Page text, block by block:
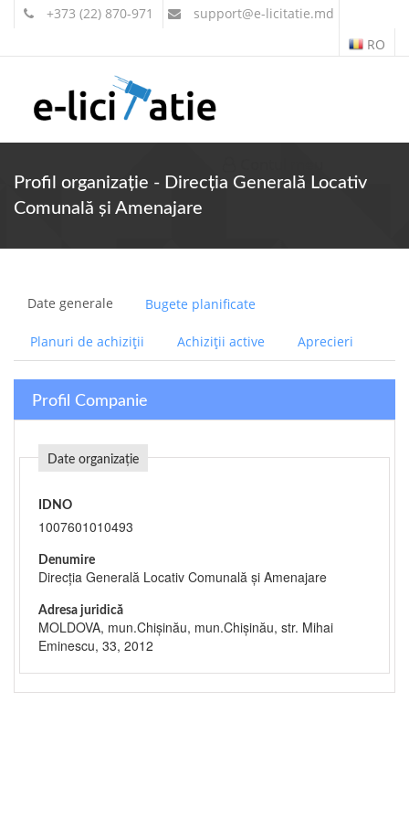
+373 (22) 870-971 support@e-licitatie.md
RO
Profil organizație - Direcţia Generală Locativ
Comunală şi Amenajare
Date generale Bugete planificate
Planuri de achiziții Achiziții active Aprecieri
Profil Companie
Date organizație
IDNO
1007601010493
Denumire
Direcţia Generală Locativ Comunală şi Amenajare
Adresa juridică
MOLDOVA, mun.Chişinău, mun.Chişinău, str. Mihai
Eminescu, 33, 2012